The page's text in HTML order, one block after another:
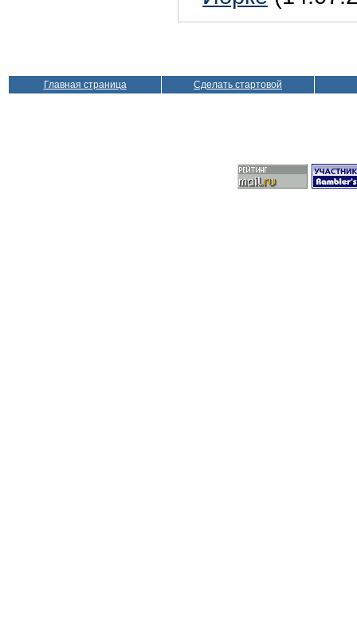
Главная страница Сделать стартовой